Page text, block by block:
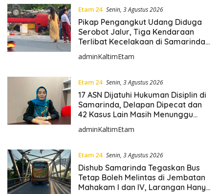
Etam 24 Senin, 3 Agustus 2026
Pikap Pengangkut Udang Diduga
Serobot Jalur, Tiga Kendaraan
Terlibat Kecelakaan di Samarinda
adminKaltimEtam
Etam 24 Senin, 3 Agustus 2026
17 ASN Dijatuhi Hukuman Disiplin di
Samarinda, Delapan Dipecat dan
42 Kasus Lain Masih Menunggu
adminKaltimEtam
Etam 24 Senin, 3 Agustus 2026
Dishub Samarinda Tegaskan Bus
Tetap Boleh Melintas di Jembatan
Mahakam I dan IV, Larangan Hanya